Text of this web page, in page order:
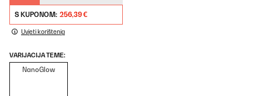
S KUPONOM: 256,39 €
Uvjeti korištenja
VARIJACIJA TEME:
NanoGlow